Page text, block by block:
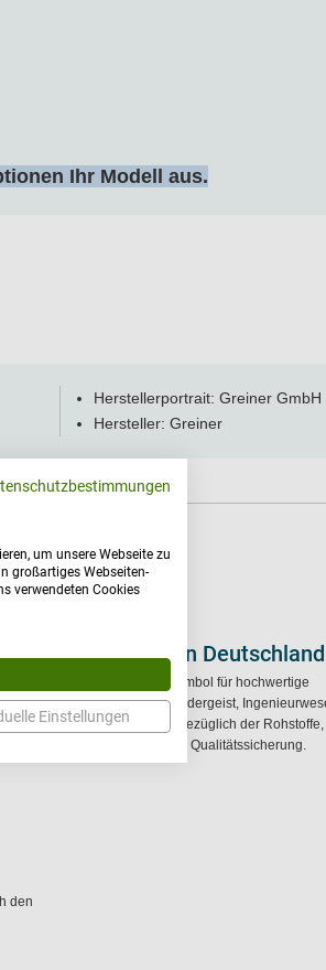
Ihr Modell aus.
Herstellerportrait: Greiner GmbH
Hersteller: Greiner
die
von
Hergestellt in Deutschland
Der Begriff als Symbol für hochwertige
Qualitätsprodukte. Erfindergeist,
höhere Standards bezüglich der Rohstoffe,
Verarbeitung und Qualitätssicherung.
den
um unsere Webseite zu
großartiges Webseiten-
verwendeten Cookies
Einstellungen